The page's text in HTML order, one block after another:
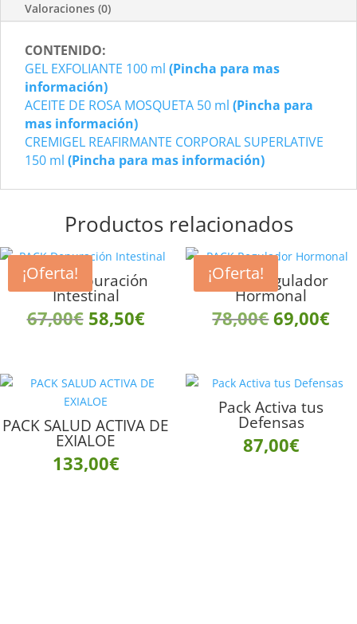
Valoraciones (0)
CONTENIDO:
GEL EXFOLIANTE 100 ml (Pincha para mas
información)
ACEITE DE ROSA MOSQUETA 50 ml (Pincha para
mas información)
CREMIGEL REAFIRMANTE CORPORAL SUPERLATIVE
150 ml (Pincha para mas información)
Productos relacionados
¡Oferta!
PACK Depuración
Intestinal
67,00€ El
original
era:
67,00€.
58,50€El
actual
58,50€.
¡Oferta!
PACK Regulador
Hormonal
78,00€El
original
era:
78,00€.
69,00€El
PACK SALUD ACTIVA DE
EXIALOE
133,00€
Pack Activa tus
Defensas
87,00€